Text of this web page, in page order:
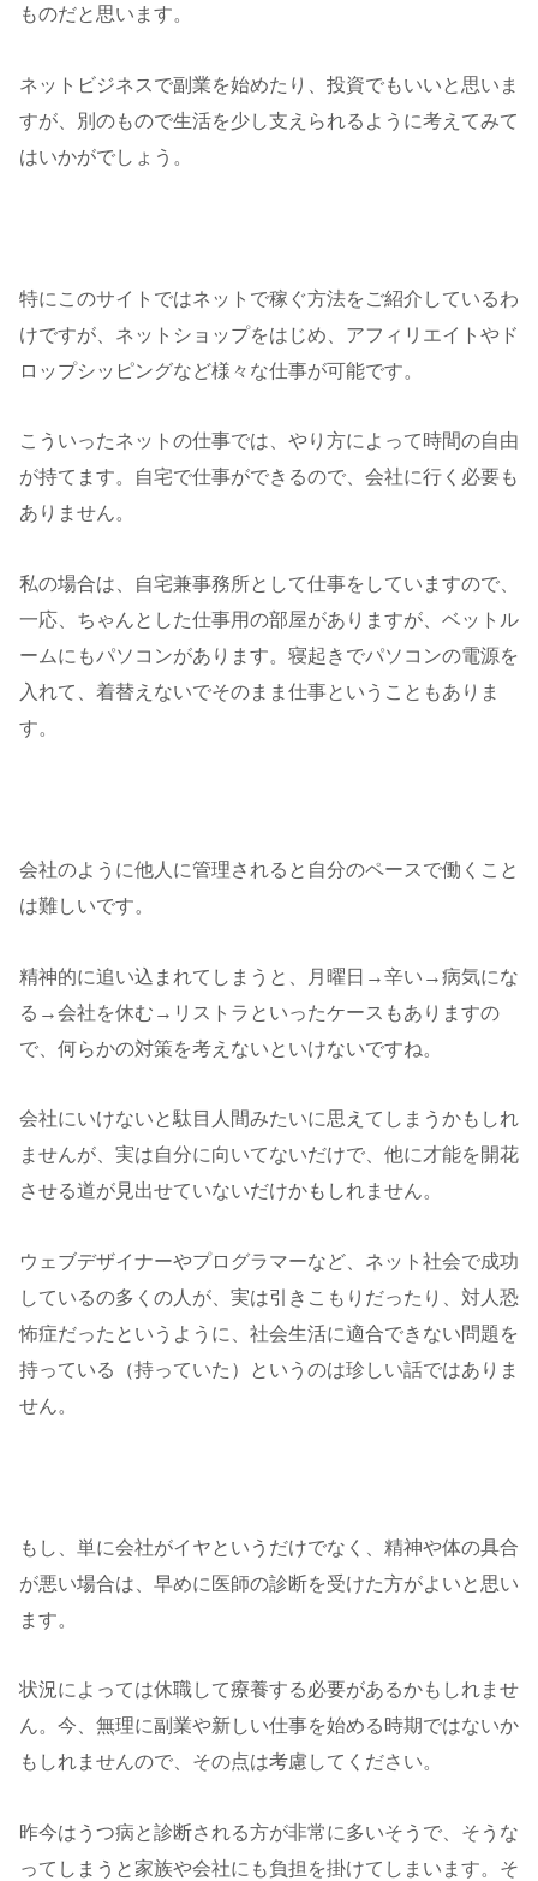
ものだと思います。
ネットビジネスで副業を始めたり、投資でもいいと思いま
すが、別のもので生活を少し支えられるように考えてみて
はいかがでしょう。
特にこのサイトではネットで稼ぐ方法をご紹介しているわ
けですが、ネットショップをはじめ、アフィリエイトやド
ロップシッピングなど様々な仕事が可能です。
こういったネットの仕事では、やり方によって時間の自由
が持てます。自宅で仕事ができるので、会社に行く必要も
ありません。
私の場合は、自宅兼事務所として仕事をしていますので、
一応、ちゃんとした仕事用の部屋がありますが、ベットル
ームにもパソコンがあります。寝起きでパソコンの電源を
入れて、着替えないでそのまま仕事ということもありま
す。
会社のように他人に管理されると自分のペースで働くこと
は難しいです。
精神的に追い込まれてしまうと、月曜日→辛い→病気にな
る→会社を休む→リストラといったケースもありますの
で、何らかの対策を考えないといけないですね。
会社にいけないと駄目人間みたいに思えてしまうかもしれ
ませんが、実は自分に向いてないだけで、他に才能を開花
させる道が見出せていないだけかもしれません。
ウェブデザイナーやプログラマーなど、ネット社会で成功
しているの多くの人が、実は引きこもりだったり、対人恐
怖症だったというように、社会生活に適合できない問題を
持っている（持っていた）というのは珍しい話ではありま
せん。
もし、単に会社がイヤというだけでなく、精神や体の具合
が悪い場合は、早めに医師の診断を受けた方がよいと思い
ます。
状況によっては休職して療養する必要があるかもしれませ
ん。今、無理に副業や新しい仕事を始める時期ではないか
もしれませんので、その点は考慮してください。
昨今はうつ病と診断される方が非常に多いそうで、そうな
ってしまうと家族や会社にも負担を掛けてしまいます。そ